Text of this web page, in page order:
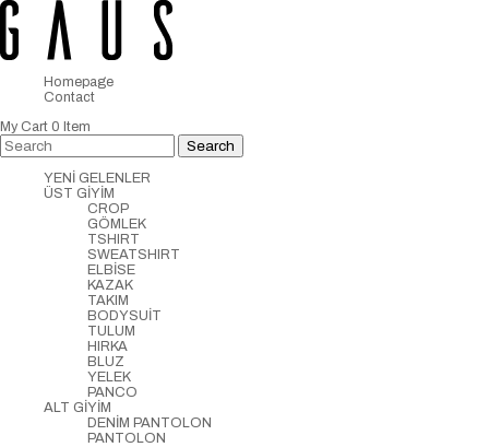
Homepage
Contact
My Cart 0 Item
YENİ GELENLER
ÜST GİYİM
CROP
GÖMLEK
TSHIRT
SWEATSHIRT
ELBİSE
KAZAK
TAKIM
BODYSUİT
TULUM
HIRKA
BLUZ
YELEK
PANCO
ALT GİYİM
DENİM PANTOLON
PANTOLON